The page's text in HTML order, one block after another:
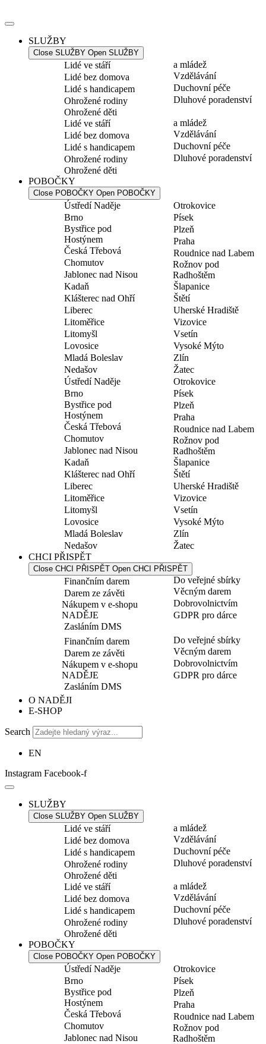
k
SLUŽBY
Close SLUŽBY Open SLUŽBY
Lidé ve stáří
Lidé bez domova
Lidé s handicapem
Ohrožené rodiny
Ohrožené děti
a mládež
Vzdělávání
Duchovní péče
Dluhové poradenství
Lidé ve stáří
Lidé bez domova
Lidé s handicapem
Ohrožené rodiny
Ohrožené děti
a mládež
Vzdělávání
Duchovní péče
Dluhové poradenství
POBOČKY
Close POBOČKY Open POBOČKY
Ústředí Naděje
Brno
Bystřice pod
Hostýnem
Česká Třebová
Chomutov
Jablonec nad Nisou
Kadaň
Klášterec nad Ohří
Liberec
Litoměřice
Litomyšl
Lovosice
Mladá Boleslav
Nedašov
Otrokovice
Písek
Plzeň
Praha
Roudnice nad Labem
Rožnov pod
Radhoštěm
Šlapanice
Štětí
Uherské Hradiště
Vizovice
Vsetín
Vysoké Mýto
Zlín
Žatec
Ústředí Naděje
Brno
Bystřice pod
Hostýnem
Česká Třebová
Chomutov
Jablonec nad Nisou
Kadaň
Klášterec nad Ohří
Liberec
Litoměřice
Litomyšl
Lovosice
Mladá Boleslav
Nedašov
Otrokovice
Písek
Plzeň
Praha
Roudnice nad Labem
Rožnov pod
Radhoštěm
Šlapanice
Štětí
Uherské Hradiště
Vizovice
Vsetín
Vysoké Mýto
Zlín
Žatec
CHCI PŘISPĚT
Close CHCI PŘISPĚT Open CHCI PŘISPĚT
Finančním darem
Darem ze závěti
Nákupem v e-shopu
NADĚJE
Zasláním DMS
Do veřejné sbírky
Věcným darem
Dobrovolnictvím
GDPR pro dárce
Finančním darem
Darem ze závěti
Nákupem v e-shopu
NADĚJE
Zasláním DMS
Do veřejné sbírky
Věcným darem
Dobrovolnictvím
GDPR pro dárce
O NADĚJI
E-SHOP
Search
EN
Instagram Facebook-f
SLUŽBY
Close SLUŽBY Open SLUŽBY
Lidé ve stáří
Lidé bez domova
Lidé s handicapem
Ohrožené rodiny
Ohrožené děti
a mládež
Vzdělávání
Duchovní péče
Dluhové poradenství
Lidé ve stáří
Lidé bez domova
Lidé s handicapem
Ohrožené rodiny
Ohrožené děti
a mládež
Vzdělávání
Duchovní péče
Dluhové poradenství
POBOČKY
Close POBOČKY Open POBOČKY
Ústředí Naděje
Brno
Bystřice pod
Hostýnem
Česká Třebová
Chomutov
Jablonec nad Nisou
Otrokovice
Písek
Plzeň
Praha
Roudnice nad Labem
Rožnov pod
Radhoštěm